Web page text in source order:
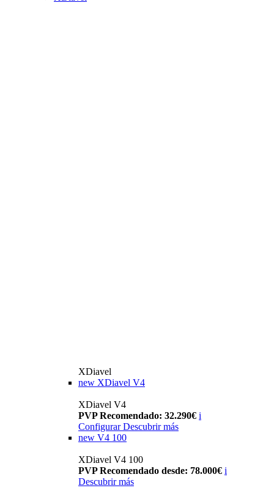
XDiavel
new XDiavel V4
XDiavel V4
PVP Recomendado: 32.290€ i
Configurar Descubrir más
new V4 100
XDiavel V4 100
PVP Recomendado desde: 78.000€ i
Descubrir más